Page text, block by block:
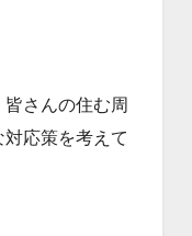
さんの住む周
応策を考えて